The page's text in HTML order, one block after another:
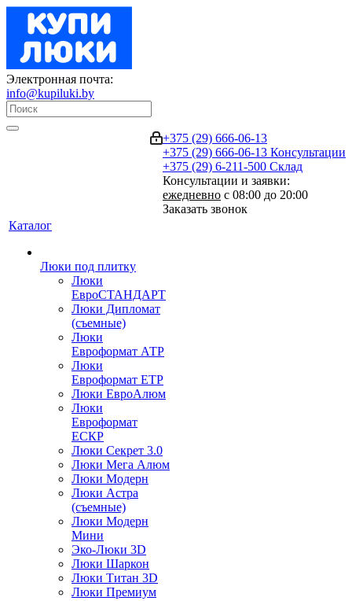
Электронная почта:
info@kupiluki.by
+375 (29) 666-06-13
+375 (29) 666-06-13 Консультации
+375 (29) 6-211-500 Склад
Консультации и заявки:
ежедневно с 08:00 до 20:00
Заказать звонок
Каталог
Люки под плитку
Люки
ЕвроСТАНДАРТ
Люки Дипломат
(съемные)
Люки
Евроформат АТР
Люки
Евроформат ЕТР
Люки ЕвроАлюм
Люки
Евроформат
ЕСКР
Люки Секрет 3.0
Люки Мега Алюм
Люки Модерн
Люки Астра
(съемные)
Люки Модерн
Мини
Эко-Люки 3D
Люки Шаркон
Люки Титан 3D
Люки Премиум